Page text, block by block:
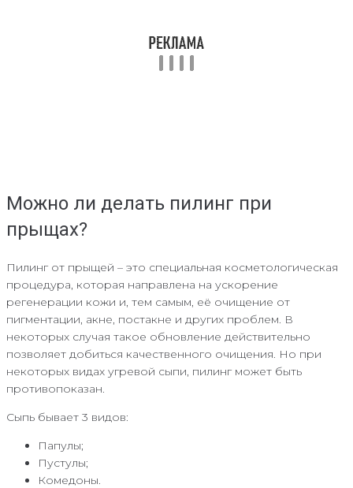
Можно ли делать пилинг при
прыщах?
Пилинг от прыщей – это специальная косметологическая
процедура, которая направлена на ускорение
регенерации кожи и, тем самым, её очищение от
пигментации, акне, постакне и других проблем. В
некоторых случая такое обновление действительно
позволяет добиться качественного очищения. Но при
некоторых видах угревой сыпи, пилинг может быть
противопоказан.
Сыпь бывает 3 видов:
Папулы;
Пустулы;
Комедоны.